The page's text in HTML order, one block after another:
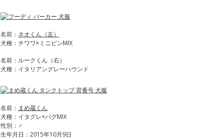
名前： ネオくん（左）
犬種：チワワ×ミニピンMIX
名前：ルークくん（右）
犬種：イタリアングレーハウンド
名前： まめ蔵くん
犬種：イタグレ×パグMIX
性別：♂
生年月日：2015年10月9日